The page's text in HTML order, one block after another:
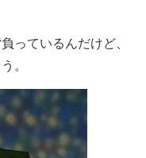
っているんだけど、
。